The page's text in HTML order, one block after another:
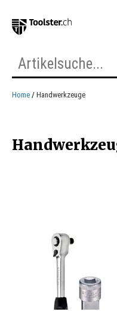
Home Handwerkzeuge